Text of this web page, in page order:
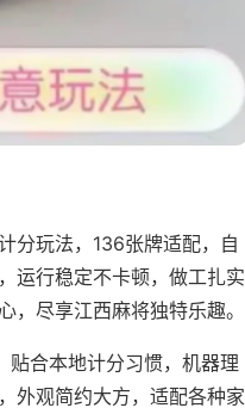
分玩法，136张牌适配，自
运行稳定不卡顿，做工扎实
尽享江西麻将独特乐趣。
贴合本地计分习惯，机器理
外观简约大方，适配各种家